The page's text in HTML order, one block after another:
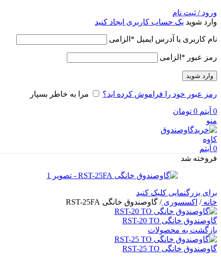
ورود / ثبت نام
وارد شوید یک حساب کاربری ایجاد کنید
نام کاربری یا آدرس ایمیل * الزامی
رمز عبور * الزامی
وارد شوید
رمز عبور خود را فراموش کرده اید؟ مرا به خاطر بسپار
0 آیتم 0 تومان
منو
0 آیتم
فروخته شد
برای بزرگنمایی کلیک کنید
خانه/ اکسسوری/ گاوصندوق خانگی RST-25FA
گاوصندوق خانگی RST-20 TO
بازگشت به محصولات
گاوصندوق خانگی RST-25 TO